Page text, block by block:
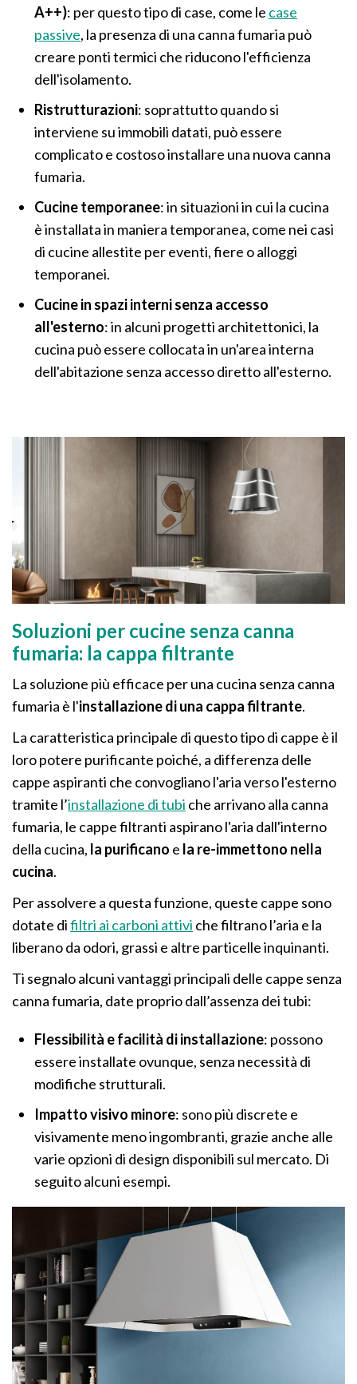
A++): per questo tipo di case, come le case
passive, la presenza di una canna fumaria può
creare ponti termici che riducono l'efficienza
dell'isolamento.
Ristrutturazioni: soprattutto quando si
interviene su immobili datati, può essere
complicato e costoso installare una nuova canna
fumaria.
Cucinetemporanee: in situazioni in cui la cucina
è installata in maniera temporanea, come nei casi
di cucine allestite per eventi, fiere o alloggi
temporanei.
Cucine in spazi interni senza accesso
all'esterno: in alcuni progetti architettonici, la
cucina può essere collocata in un'area interna
dell'abitazione senza accesso diretto all'esterno.
Soluzioni per cucine senza canna
fumaria: la cappa filtrante
La soluzione più efficace per una cucina senza canna
fumaria è l'installazione di una cappa filtrante.
La caratteristica principale di questo tipo di cappe è il
loro potere purificante poiché, a differenza delle
cappe aspiranti che convogliano l'aria verso l'esterno
tramite l’installazione di tubi che arrivano alla canna
fumaria, le cappe filtranti aspirano l'aria dall'interno
della cucina, la purificano e la re-immettono nella
cucina.
Per assolvere a questa funzione, queste cappe sono
dotate difiltri ai carboni attivi che filtrano l’aria e la
liberano da odori, grassi e altre particelle inquinanti.
Ti segnalo alcuni vantaggi principali delle cappe senza
canna fumaria, date proprio dall’assenza dei tubi:
Flessibilità e facilità di installazione: possono
essere installate ovunque, senza necessità di
modifiche strutturali.
Impatto visivo minore: sono più discrete e
visivamente meno ingombranti, grazie anche alle
varie opzioni di design disponibili sul mercato. Di
seguito alcuni esempi.